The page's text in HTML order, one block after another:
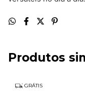
Produtos
GRÁTIS